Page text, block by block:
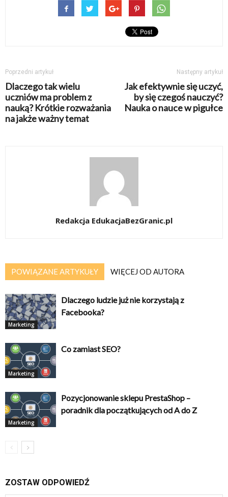
Poprzedni artykuł
Dlaczego tak wielu
uczniów ma problem z
nauką? Krótkie rozważania
na jakże ważny temat
Następny artykuł
Jak efektywnie się uczyć,
by się czegoś nauczyć?
Nauka o nauce w pigułce
Redakcja EdukacjaBezGranic.pl
POWIĄZANE ARTYKUŁY WIĘCEJ OD AUTORA
Marketing
Dlaczego ludzie już nie korzystają z
Facebooka?
Marketing
Co zamiast SEO?
Marketing
Pozycjonowanie sklepu PrestaShop –
poradnik dla początkujących od A do Z
ZOSTAW ODPOWIEDŹ